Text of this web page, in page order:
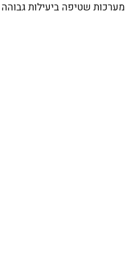
מערכות שטיפה ביעילות גבוהה